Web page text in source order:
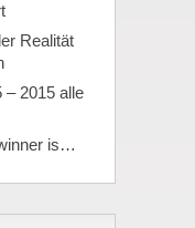
Realität
– 2015 alle
is…